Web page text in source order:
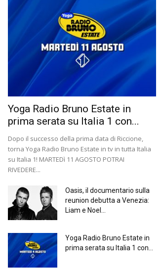
Yoga Radio Bruno Estate in
prima serata su Italia 1 con...
Dopo il successo della prima data di Riccione,
torna Yoga Radio Bruno Estate in tv in tutta Italia
su Italia 1! MARTEDì 11 AGOSTO POTRAI
RIVEDERE...
Oasis, il documentario sulla
reunion debutta a Venezia:
Liam e Noel...
Yoga Radio Bruno Estate in
prima serata su Italia 1 con...